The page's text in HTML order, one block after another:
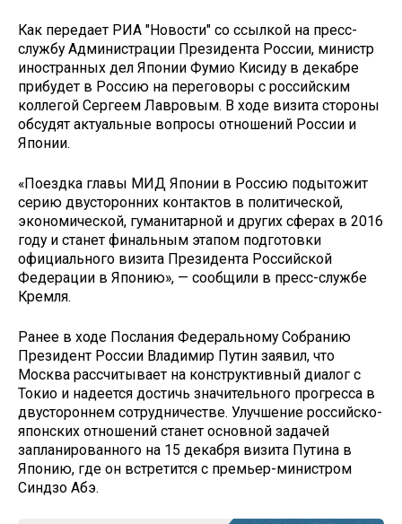
Как передает РИА "Новости" со ссылкой на пресс-
службу Администрации Президента России, министр
иностранных дел Японии Фумио Кисиду в декабре
прибудет в Россию на переговоры с российским
коллегой Сергеем Лавровым. В ходе визита стороны
обсудят актуальные вопросы отношений России и
Японии.
«Поездка главы МИД Японии в Россию подытожит
серию двусторонних контактов в политической,
экономической, гуманитарной и других сферах в 2016
году и станет финальным этапом подготовки
официального визита Президента Российской
Федерации в Японию», — сообщили в пресс-службе
Кремля.
Ранее в ходе Послания Федеральному Собранию
Президент России Владимир Путин заявил, что
Москва рассчитывает на конструктивный диалог с
Токио и надеется достичь значительного прогресса в
двустороннем сотрудничестве. Улучшение российско-
японских отношений станет основной задачей
запланированного на 15 декабря визита Путина в
Японию, где он встретится с премьер-министром
Синдзо Абэ.